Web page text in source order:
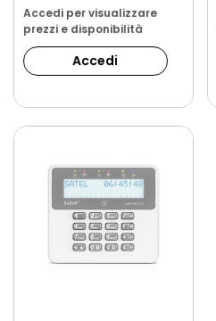
Accedi per visualizzare
prezzi e disponibilità
Accedi